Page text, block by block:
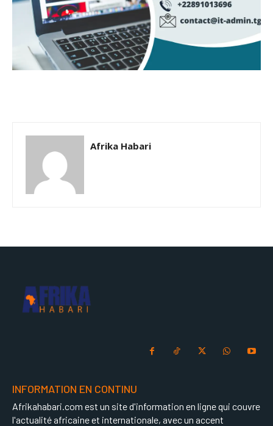
Afrika Habari
INFORMATION EN CONTINU
Afrikahabari.com est un site d'information en ligne qui couvre
l'actualité africaine et internationale, avec un accent